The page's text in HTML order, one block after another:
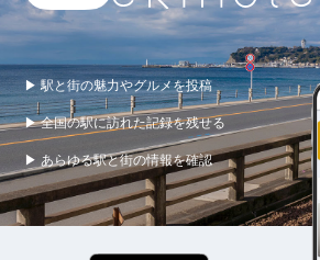
▶ 駅と街の魅力やグルメを投稿
▶ 全国の駅に訪れた記録を残せる
▶ あらゆる駅と街の情報を確認